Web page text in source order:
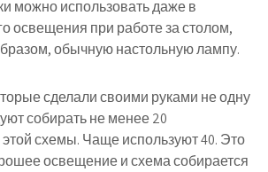
можно использовать даже в
освещения при работе за столом,
обычную настольную лампу.
сделали своими руками не одну
собиратьне менее 20
схемы. Чаще используют 40. Это
освещение и схема собирается